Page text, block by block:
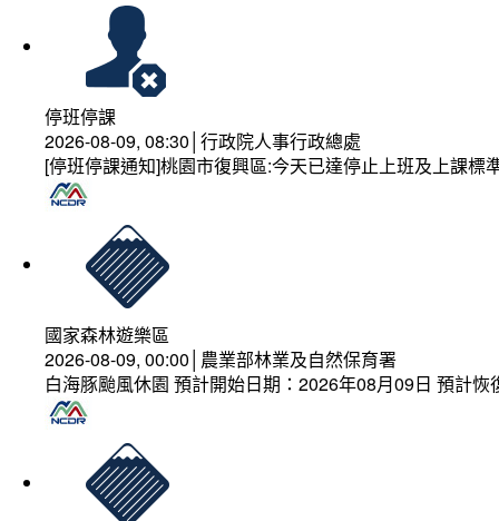
停班停課
2026-08-09, 08:30│行政院人事行政總處
[停班停課通知]桃園市復興區:今天已達停止上班及上課
國家森林遊樂區
2026-08-09, 00:00│農業部林業及自然保育署
白海豚颱風休園 預計開始日期：2026年08月09日 預計